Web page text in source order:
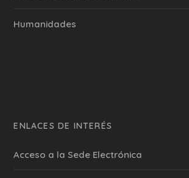
Humanidades
ENLACES DE INTERÉS
Acceso a la Sede Electrónica